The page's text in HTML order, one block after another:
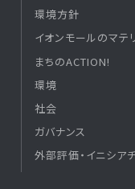
環境方針
イオンモールのマテ
まちのACTION!
環境
社会
ガバナンス
外部評価・イニシア